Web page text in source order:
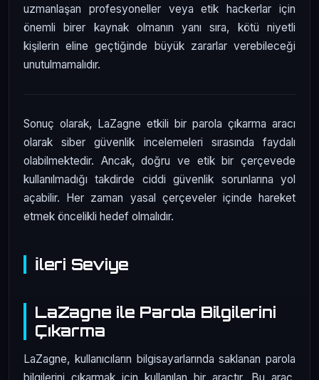
uzmanlaşan profesyoneller veya etik hackerlar için
önemli birer kaynak olmanın yanı sıra, kötü niyetli
kişilerin eline geçtiğinde büyük zararlar verebileceği
unutulmamalıdır.
Sonuç olarak, LaZagne etkili bir parola çıkarma aracı
olarak siber güvenlik incelemeleri sırasında faydalı
olabilmektedir. Ancak, doğru ve etik bir çerçevede
kullanılmadığı takdirde ciddi güvenlik sorunlarına yol
açabilir. Her zaman yasal çerçeveler içinde hareket
etmek öncelikli hedef olmalıdır.
İleri Seviye
LaZagne ile Parola Bilgilerini
Çıkarma
LaZagne, kullanıcıların bilgisayarlarında saklanan parola
bilgilerini çıkarmak için kullanılan bir araçtır. Bu araç,